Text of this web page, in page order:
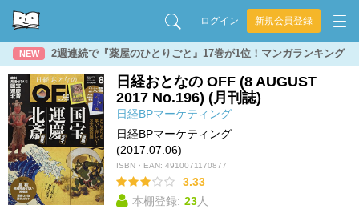
ログイン 新規会員登録
NEW 2週連続で『薬屋のひとりごと』17巻が1位！マンガランキング
日経おとなの OFF (8 AUGUST
2017 No.196) (月刊誌)
日経BPマーケティング
日経BPマーケティング
(2017.07.06)
ISBN・EAN: 4910071170877
3.33
本棚登録: 23人